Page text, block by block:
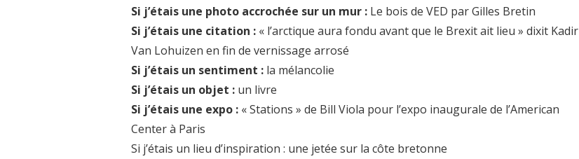
Si j’étais une photo accrochée sur un mur : Le bois de VED par Gilles Bretin
Si j’étais une citation : « l’arctique aura fondu avant que le Brexit ait lieu » dixit Kadir
Van Lohuizen en fin de vernissage arrosé
Si j’étais un sentiment : la mélancolie
Si j’étais un objet : un livre
Si j’étais une expo : « Stations » de Bill Viola pour l’expo inaugurale de l’American
Center à Paris
Si j’étais un lieu d’inspiration : une jetée sur la côte bretonne